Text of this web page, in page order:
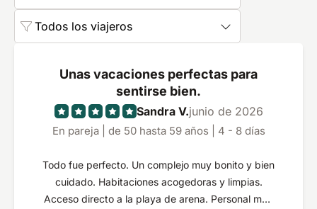
Todos los viajeros
Unas vacaciones perfectas para
sentirse bien.
Sandra V.junio de 2026
En pareja | de 50 hasta 59 años | 4 - 8 días
Todo fue perfecto. Un complejo muy bonito y bien
cuidado. Habitaciones acogedoras y limpias.
Acceso directo a la playa de arena. Personal muy